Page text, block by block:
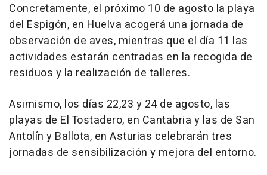
Concretamente, el próximo 10 de agosto la playa
del Espigón, en Huelva acogerá una jornada de
observación de aves, mientras que el día 11 las
actividades estarán centradas en la recogida de
residuos y la realización de talleres.
Asimismo, los días 22,23 y 24 de agosto, las
playas de El Tostadero, en Cantabria y las de San
Antolín y Ballota, en Asturias celebrarán tres
jornadas de sensibilización y mejora del entorno.